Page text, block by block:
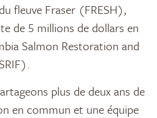
fleuve Fraser (FRESH),
de 5 millions de dollars en
Salmon Restoration and
plus de deux ans de
en commun et une équipe